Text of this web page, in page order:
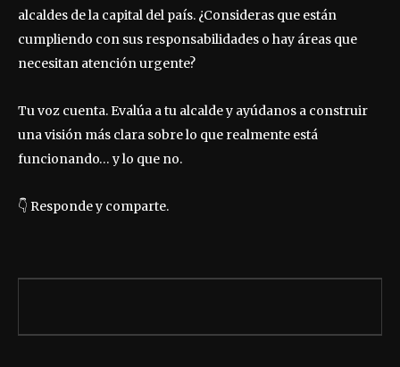
alcaldes de la capital del país. ¿Consideras que están
cumpliendo con sus responsabilidades o hay áreas que
necesitan atención urgente?
Tu voz cuenta. Evalúa a tu alcalde y ayúdanos a construir
una visión más clara sobre lo que realmente está
funcionando… y lo que no.
👇 Responde y comparte.